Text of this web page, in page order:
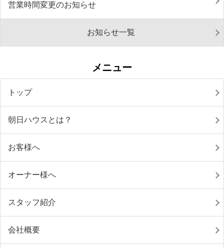
営業時間変更のお知らせ
お知らせ一覧
メニュー
トップ
朝日ハウスとは？
お客様へ
オーナー様へ
スタッフ紹介
会社概要